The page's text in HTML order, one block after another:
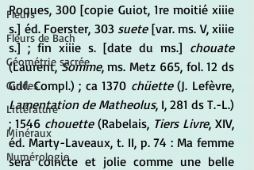
Fleurs
Fleurs de Bach
Géométrie sacrée
Guides
Littérature
Minéraux
Numérologie
Roques, 300 [copie Guiot, 1re moitié xiiie
s.] éd. Foerster, 303 suete [var. ms. V, xiiie
s.] ; fin xiiie s. [date du ms.] chouate
(Laurent, Somme, ms. Metz 665, fol. 12 ds
Gdf. Compl.) ; ca 1370 chüette
Lamentation de Matheolus, I, 281 ds T.-L.)
; 1546 chouette (Rabelais, Tiers Livre, XIV,
éd. Marty-Laveaux, t. II, p. 74 : Ma femme
sera coincte et jolie comme une belle